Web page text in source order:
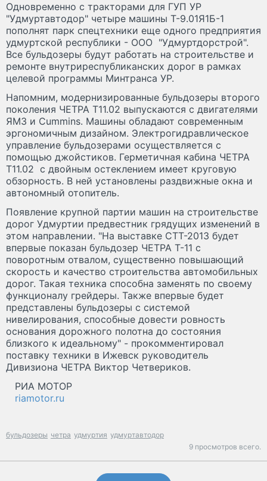
Одновременно с тракторами для ГУП УР
"Удмуртавтодор" четыре машины Т-9.01Я1Б-1
пополнят парк спецтехники еще одного предприятия
удмуртской республики - ООО "Удмуртдорстрой".
Все бульдозеры будут работать на строительстве и
ремонте внутриреспубликанских дорог в рамках
целевой программы Минтранса УР.
Напомним, модернизированные бульдозеры второго
поколения ЧЕТРА Т11.02 выпускаются с двигателями
ЯМЗ и Сummins. Машины обладают современным
эргономичным дизайном. Электрогидравлическое
управление бульдозерами осуществляется с
помощью джойстиков. Герметичная кабина ЧЕТРА
Т11.02 с двойным остеклением имеет круговую
обзорность. В ней установлены раздвижные окна и
автономный отопитель.
Появление крупной партии машин на строительстве
дорог Удмуртии предвестник грядущих изменений в
этом направлении. "На выставке СТТ-2013 будет
впервые показан бульдозер ЧЕТРА Т-11 с
поворотным отвалом, существенно повышающий
скорость и качество строительства автомобильных
дорог. Такая техника способна заменять по своему
функционалу грейдеры. Также впервые будет
представлены бульдозеры с системой
нивелирования, способные довести ровность
основания дорожного полотна до состояния
близкого к идеальному" - прокомментировал
поставку техники в Ижевск руководитель
Дивизиона ЧЕТРА Виктор Четвериков.
РИА МОТОР
riamotor.ru
бульдозеры четра удмуртия удмуртавтодор
9 просмотров всего.